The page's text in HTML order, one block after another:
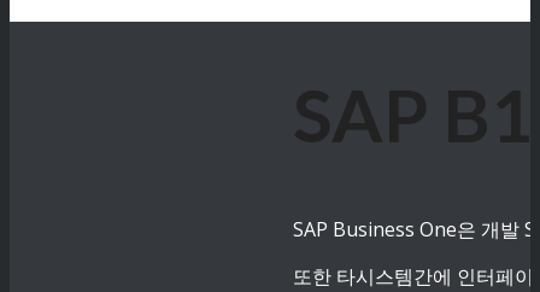
SAP
SAP Business One은 개발
또한 타시스템간에 인터페